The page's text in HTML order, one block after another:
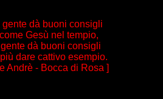
gente dà buoni consigli
Gesù nel tempio,
dà buoni consigli
dare cattivo esempio.
Andrè - Bocca di Rosa ]